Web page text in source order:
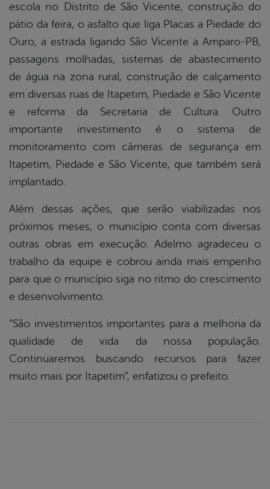
escola no Distrito de São Vicente, construção do
pátio da feira, o asfalto que liga Placas a Piedade do
Ouro, a estrada ligando São Vicente a Amparo-PB,
passagens molhadas, sistemas de abastecimento
de água na zona rural, construção de calçamento
em diversas ruas de Itapetim, Piedade e São Vicente
e reforma da Secretaria de Cultura. Outro
importante investimento é o sistema de
monitoramento com câmeras de segurança em
Itapetim, Piedade e São Vicente, que também será
implantado.
Além dessas ações, que serão viabilizadas nos
próximos meses, o município conta com diversas
outras obras em execução. Adelmo agradeceu o
trabalho da equipe e cobrou ainda mais empenho
para que o município siga no ritmo do crescimento
e desenvolvimento.
“São investimentos importantes para a melhoria da
qualidade de vida da nossa população.
Continuaremos buscando recursos para fazer
muito mais por Itapetim”, enfatizou o prefeito.